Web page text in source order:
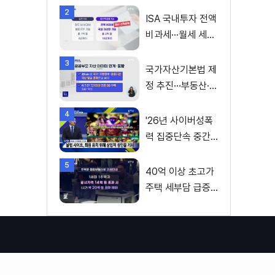
2
ISA 국내투자 전액
비과세···월세 세액
3
국가자산기본법 제
정 추진···부동산·주
4
'26년 사이버성폭
력 집중단속 중간
진계획은?
5
40억 이상 초고가
주택 세부담 급증···
화